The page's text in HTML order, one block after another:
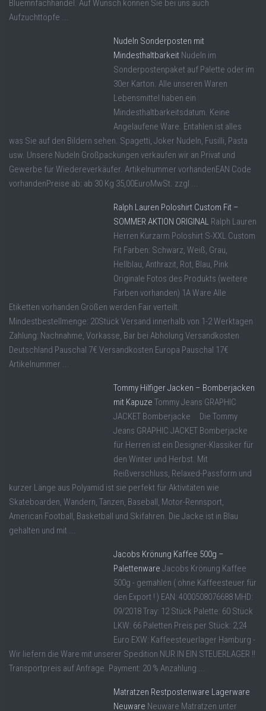
Bluemnfachhandel. Auf Wunsch können Sie bei uns auch
Aufzuchttöpfe ...
Nudeln Sonderposten mit
Mindesthaltbarkeit Nudeln im
Sonderpostenpaket auf Palette oder im
30er Karton. Alle unseren Waren
Lebensmittel haben ein
Mindesthaltbarkeitsdatum. Keine
Angelaufene Ware. Entahlen ist alles
was Sie auf den Bildern sehen. Spagetti, Joker Nudeln, Fusilli, Pasta
usw. Unsere Nudeln Großpackungen verkaufen wir an Privat und
Gewerbe für Wiedereverkäufer. Artikelnummer vorhandenEAN Code
vorhandenPreise ab: ab 30 Kg 35,00EuroMwSt. zzgl ...
Ralph Lauren Poloshirt Custom Fit –
SOMMER AKTION ORIGINAL Ralph Lauren
Herren Kurzarm Poloshirt S-XXL Custom
Fit Farben: Schwarz, Weiß, Grau,
Hellblau, Anthrazit, Rot, Blau, Pink
Originale Fotos des Produkts (weitere
Farben vorhanden) 1A Ware Alle
Etiketten vorhanden Größen werden Fair verteilt.
Mindestbestellmenge: 20Stück Versand innerhalb von 1-2 Werktagen
Zahlung: Nachnahme, Vorkasse, Bar bei Abholung Versandkosten
Deutschland Pauschal 7€ Versandkosten Europa Pauschal 17€
Artikelnummer ...
Tommy Hilfiger Jacken – Bomberjacken
mit Kapuze Tommy Jeans GRAPHIC
JACKET Bomberjacke Die Tommy
Jeans GRAPHIC JACKET Bomberjacke
für Herren ist ein Designer-Klassiker für
den Winter und Herbst. Mit
Reißverschluss, Relaxed-Passform und
kurzer Länge aus Polyamid ist sie perfekt für Aktivitäten wie
Skateboarden, Wandern, Tanzen, Baseball, Motor-Rennsport,
American Football, Basketball und Skifahren. Die Jacke ist in Blau
gehalten und mit ...
Jacobs Krönung Kaffee 500g –
Palettenware Jacobs Krönung Kaffee
500g - gemahlen ( ohne Kaffeesteuer für
den Export ! ) EAN: 4000508076688 MHD:
09/2018 Tray: 12 Stück Palette: 60 Stück
LKW: 66 Paletten Preis per Stück: 2,24
Euro EXW: Kaffeesteuerlager Hamburg -
Wir liefern die Ware mit unserer Spedition NUR IN EIN STEUERLAGER !!
Transportpreis auf Anfrage. Payment: 20 % Anzahlung ...
Matratzen Restpostenware Lagerware
Neuware Neuware Matratzen unter